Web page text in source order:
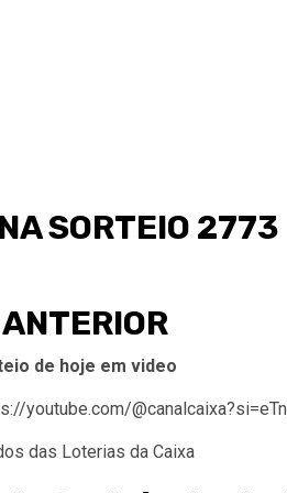
SORTEIO 2773
de hoje em video
youtube.com/
das Loterias da Caixa